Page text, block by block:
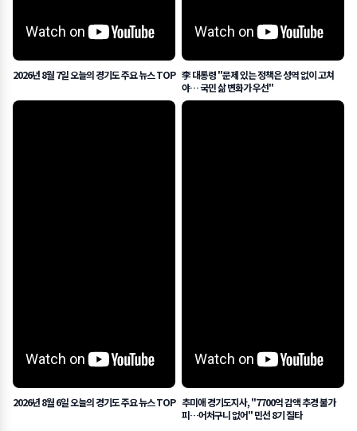
2026년 8월 7일 오늘의 경기도 주요 뉴스 TOP 李 대통령 "문제 있는 정책은 성역 없이 고쳐
야… 국민 삶 변화가 우선"
2026년 8월 6일 오늘의 경기도 주요 뉴스 TOP 추미애 경기도지사, "7700억 감액 추경 불가
피…어처구니 없어" 민선 8기 질타